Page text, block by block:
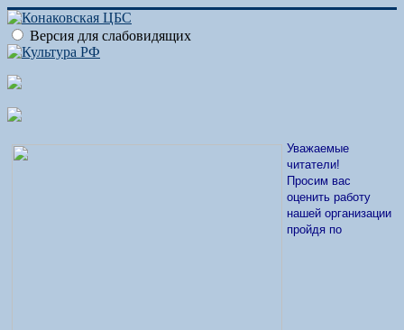
Версия для слабовидящих
Уважаемые
читатели!
Просим вас
оценить работу
нашей организации
пройдя по